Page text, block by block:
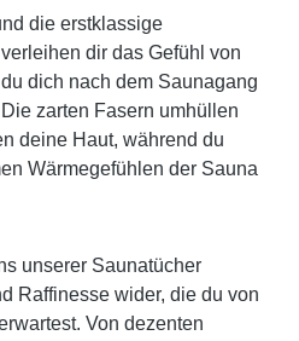
die erstklassige
dir das Gefühl von
dich nach dem Saunagang
zarten Fasern umhüllen
deine Haut, während du
Wärmegefühlen der Sauna
unserer Saunatücher
Raffinesse wider, die du von
Von dezenten